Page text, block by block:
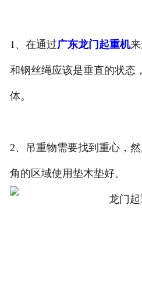
1、在通过广东龙门起重机
和钢丝绳应该是垂直的状态
体。
2、吊重物需要找到重心，
角的区域使用垫木垫好。